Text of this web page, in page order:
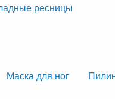
ресницы
Маска для ног